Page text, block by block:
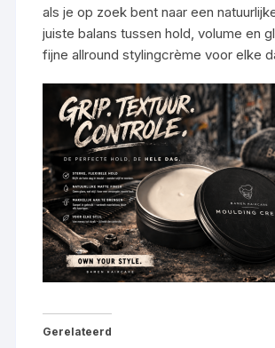
als je op zoek bent naar een
juiste balans tussen hold, volume en
fijne allround stylingcrème voor elke
Gerelateerd